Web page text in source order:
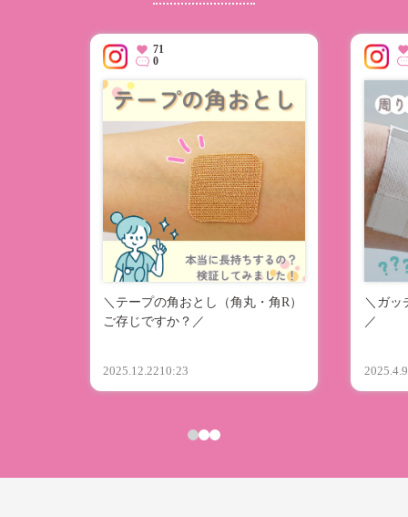
71
0
＼テープの角おとし（角丸・角R）
ご存じですか？／
2025.12.2210:23
＼ガッ
／
2025.4.9